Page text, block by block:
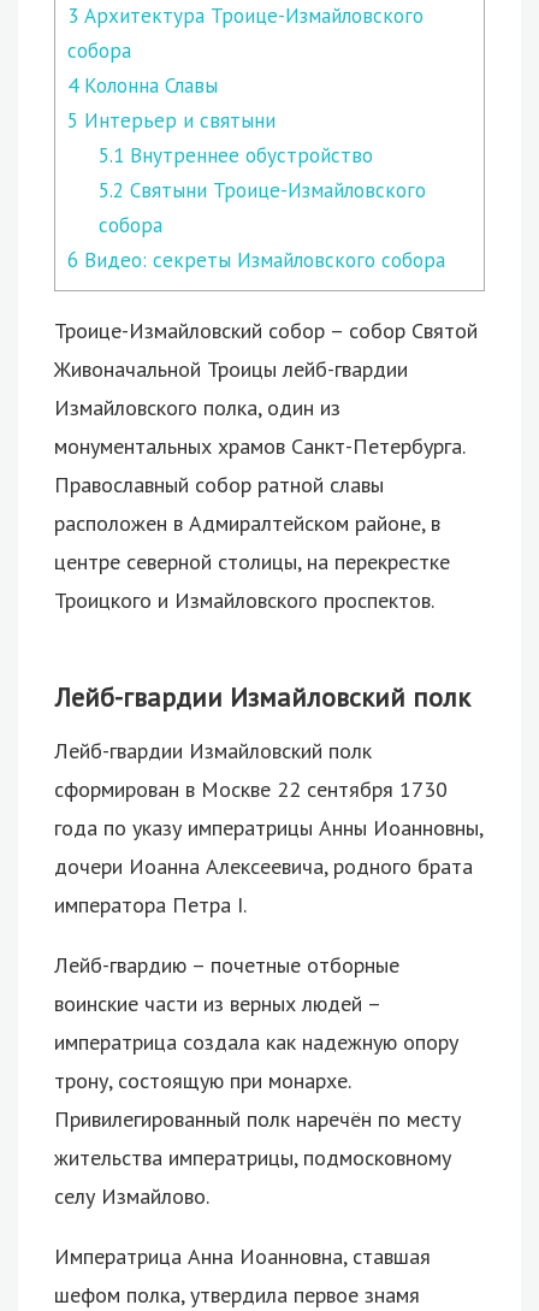
3 Архитектура Троице-Измайловского
собора
4Колонна Славы
5 Интерьер и святыни
5.1 Внутреннее обустройство
5.2 Святыни Троице-Измайловского
собора
6 Видео: секреты Измайловского собора
Троице-Измайловский собор – собор Святой
Живоначальной Троицы лейб-гвардии
Измайловского полка, один из
монументальных храмов Санкт-Петербурга.
Православный собор ратной славы
расположен в Адмиралтейском районе, в
центре северной столицы, на перекрестке
Троицкого и Измайловского проспектов.
Лейб-гвардии Измайловский полк
Лейб-гвардии Измайловский полк
сформирован в Москве 22 сентября 1730
года по указу императрицы Анны Иоанновны,
дочери Иоанна Алексеевича, родного брата
императора Петра I.
Лейб-гвардию – почетные отборные
воинские части из верных людей –
императрица создала как надежную опору
трону, состоящую при монархе.
Привилегированный полк наречён по месту
жительства императрицы, подмосковному
селу Измайлово.
Императрица Анна Иоанновна, ставшая
шефом полка, утвердила первое знамя